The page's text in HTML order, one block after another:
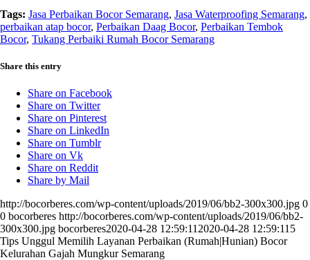
Tags: Jasa Perbaikan Bocor Semarang, Jasa Waterproofing Semarang,
perbaikan atap bocor, Perbaikan Daag Bocor, Perbaikan Tembok
Bocor, Tukang Perbaiki Rumah Bocor Semarang
Share this entry
Share on Facebook
Share on Twitter
Share on Pinterest
Share on LinkedIn
Share on Tumblr
Share on Vk
Share on Reddit
Share by Mail
http://bocorberes.com/wp-content/uploads/2019/06/bb2-300x300.jpg 0
0 bocorberes http://bocorberes.com/wp-content/uploads/2019/06/bb2-
300x300.jpg bocorberes2020-04-28 12:59:11 2020-04-28 12:59:11 5
Tips Unggul Memilih Layanan Perbaikan (Rumah|Hunian) Bocor
Kelurahan Gajah Mungkur Semarang